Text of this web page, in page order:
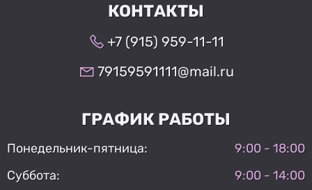
КОНТАКТЫ
+7 (915) 959-11-11
79159591111@mail.ru
ГРАФИК РАБОТЫ
Понедельник-пятница:
9:00 - 18:00
Суббота:
9:00 - 14:00